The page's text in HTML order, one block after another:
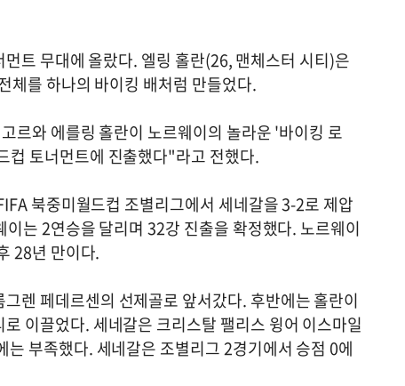
트 무대에 올랐다. 엘링 홀란(26, 맨체스터 시티)은
체를 하나의 바이킹 배처럼 만들었다.
르와 에를링 홀란이 노르웨이의 놀라운 '바이킹 로
컵 토너먼트에 진출했다"라고 전했다.
북중미월드컵 조별리그에서 세네갈을 3-2로 제압
는 2연승을 달리며 32강 진출을 확정했다. 노르웨이
28년 만이다.
렌 페데르센의 선제골로 앞서갔다. 후반에는 홀란이
이끌었다. 세네갈은 크리스탈 팰리스 윙어 이스마일
부족했다. 세네갈은 조별리그 2경기에서 승점 0에